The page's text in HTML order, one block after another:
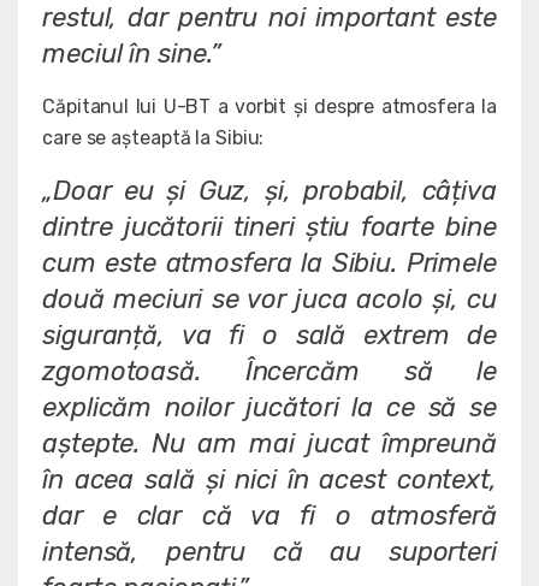
restul, dar pentru noi important este
meciul în sine.”
Căpitanul lui U-BT a vorbit și despre atmosfera la
care se așteaptă la Sibiu:
„Doar eu și Guz, și, probabil, câțiva
dintre jucătorii tineri știu foarte bine
cum este atmosfera la Sibiu. Primele
două meciuri se vor juca acolo și, cu
siguranță, va fi o sală extrem de
zgomotoasă. Încercăm să le
explicăm noilor jucători la ce să se
aștepte. Nu am mai jucat împreună
în acea sală și nici în acest context,
dar e clar că va fi o atmosferă
intensă, pentru că au suporteri